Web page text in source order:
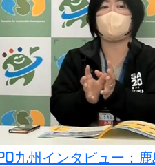
九州インタビュー：